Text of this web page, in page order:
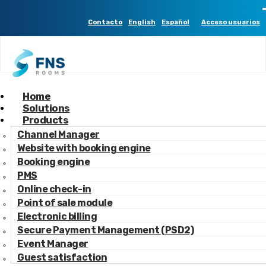
Gestión huésped en la actualidad
Acceso usuarios
Español
English
Contacto
Home
Solutions
Products
Channel Manager
Website with booking engine
Booking engine
PMS
Online check-in
Point of sale module
Electronic billing
Secure Payment Management (PSD2)
Event Manager
Guest satisfaction